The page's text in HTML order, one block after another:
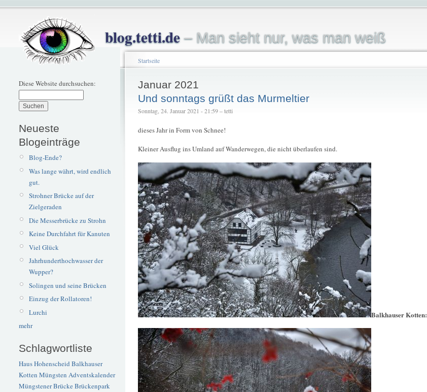
blog.tetti.de– Man sieht nur, was man weiß
Diese Website durchsuchen:
Neueste
Blogeinträge
Blog-Ende?
Was lange währt, wird endlich
gut.
Strohner Brücke auf der
Zielgeraden
Die Messerbrücke zu Strohn
Keine Durchfahrt für Kanuten
Viel Glück
Jahrhunderthochwasser der
Wupper?
Solingen und seine Brücken
Einzug der Rollatoren!
Lurchi
mehr
Schlagwortliste
Haus Hohenscheid Balkhauser
Kotten Müngsten Adventskalender
Müngstener BrückeBrückenpark
Startseite
Januar 2021
Und sonntags grüßt das Murmeltier
Sonntag, 24. Januar 2021 - 21:59 – tetti
dieses Jahr in Form von Schnee!
Kleiner Ausflug ins Umland auf Wanderwegen, die nicht überlaufen sind.
Balkhauser Kotten: